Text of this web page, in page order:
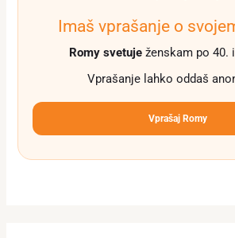
Imaš vprašanje o
Romy svetuje ženskam po 40.
Vprašanje lahko oddaš
Vprašaj Romy